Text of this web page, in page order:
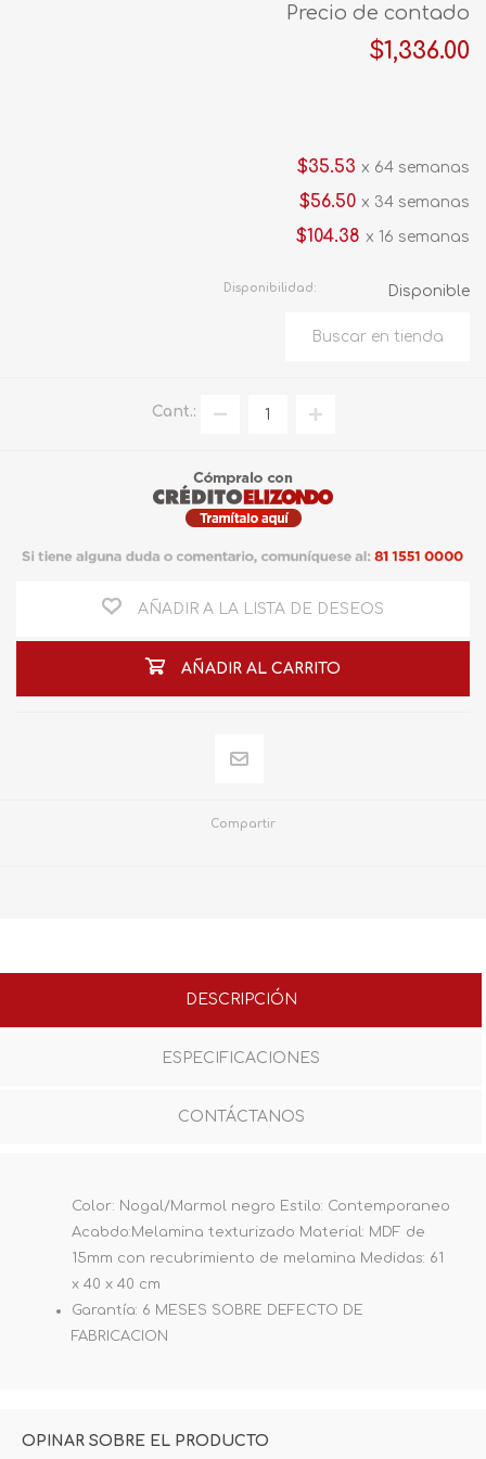
Precio de contado
$1,336.00
$35.53 x 64 semanas
$56.50 x 34 semanas
$104.38 x 16 semanas
Disponibilidad: Disponible
Cant.:
AÑADIR A LA LISTA DE DESEOS
AÑADIR AL CARRITO
Compartir
DESCRIPCIÓN
ESPECIFICACIONES
CONTÁCTANOS
Color: Nogal/Marmol negro Estilo: Contemporaneo
Acabdo:Melamina texturizado Material: MDF de
15mm con recubrimiento de melamina Medidas: 61
x 40 x 40 cm
Garantía: 6 MESES SOBRE DEFECTO DE
FABRICACION
OPINAR SOBRE EL PRODUCTO